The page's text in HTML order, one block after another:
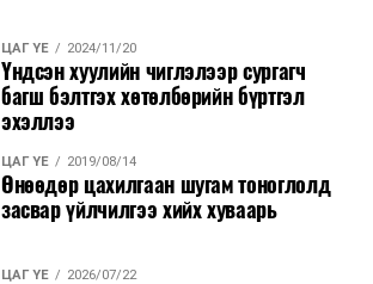
ЦАГ ҮЕ 2024/11/20
Үндсэн хуулийн чиглэлээр сургагч
багш бэлтгэх хөтөлбөрийн бүртгэл
эхэллээ
ЦАГ ҮЕ 2019/08/14
Өнөөдөр цахилгаан шугам тоноглолд
засвар үйлчилгээ хийх хуваарь
ЦАГ ҮЕ 2026/07/22